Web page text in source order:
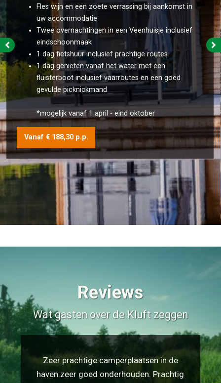
Fles wijn en een zoete verrassing bij aankomst in
uw accommodatie
Twee overnachtingen in een Veenhuisje inclusief
eindschoonmaak
1 dag fietshuur inclusief prachtige routes
1 dag genieten vanaf het water met een
fluisterboot inclusief vaarroutes en een goed
gevulde picknickmand
*mogelijk vanaf 1 april - eind oktober
Vanaf € 188,30 p.p.
Reviews
Wat gasten over de Kluft zeggen
Zeer prachtige camperplaatsen in de
haven.zeer goed onderhouden. Prachtig